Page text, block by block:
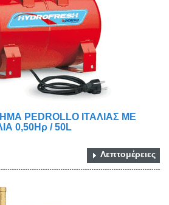
PEDROLLO ΙΤΑΛΙΑΣ ΜΕ
0,50Ηρ / 50L
Λεπτομέρειες